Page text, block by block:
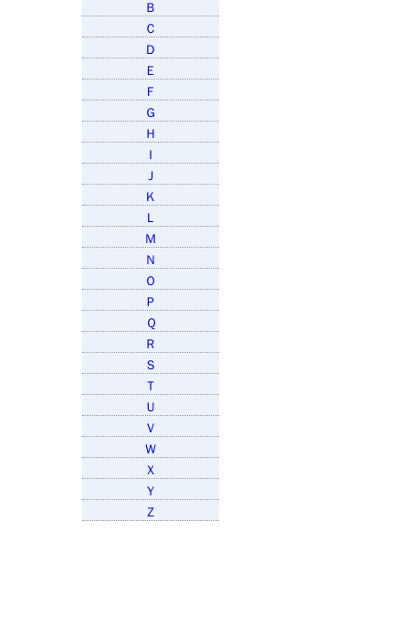
Ｂ
Ｃ
Ｄ
Ｅ
Ｆ
Ｇ
Ｈ
Ｉ
Ｊ
Ｋ
Ｌ
Ｍ
Ｎ
Ｏ
Ｐ
Ｑ
Ｒ
Ｓ
Ｔ
Ｕ
Ｖ
Ｗ
Ｘ
Ｙ
Ｚ